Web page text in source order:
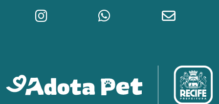
Instagram do Adota PetWhatsApp da Prefeitura do
E-mail do